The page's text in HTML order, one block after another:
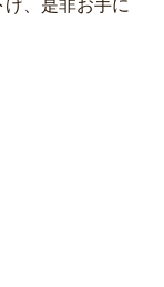
、是非お手に